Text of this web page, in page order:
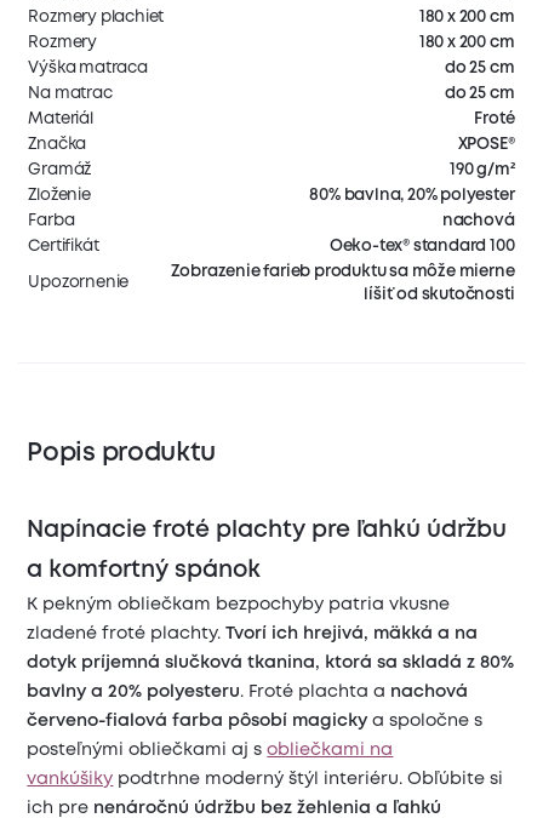
Rozmery plachiet
180 x 200 cm
Rozmery
180 x 200 cm
Výška matraca
do 25 cm
Na matrac
do 25 cm
Materiál
Froté
Značka
XPOSE®
Gramáž
190 g/m²
Zloženie
80% bavlna, 20% polyester
Farba
nachová
Certifikát
Oeko-tex® standard 100
Upozornenie
Zobrazenie farieb produktu sa môže mierne
líšiť od skutočnosti
Popis produktu
Napínacie froté plachty pre ľahkú údržbu
a komfortný spánok
K pekným obliečkam bezpochyby patria vkusne
zladené froté plachty.Tvorí ich hrejivá, mäkká a na
dotyk príjemná slučková tkanina, ktorá sa skladá z 80%
bavlny a 20% polyesteru. Froté plachta a nachová
červeno-fialová farba pôsobí magickya spoločne s
posteľnými obliečkami aj sobliečkami na
vankúšiky podtrhne moderný štýl interiéru. Obľúbite si
ich pre nenáročnú údržbu bez žehlenia a ľahkú